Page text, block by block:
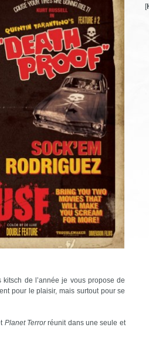
[
de l’année je vous propose de
pour le plaisir, mais surtout pour se
Planet Terrorréunit dans une seule et